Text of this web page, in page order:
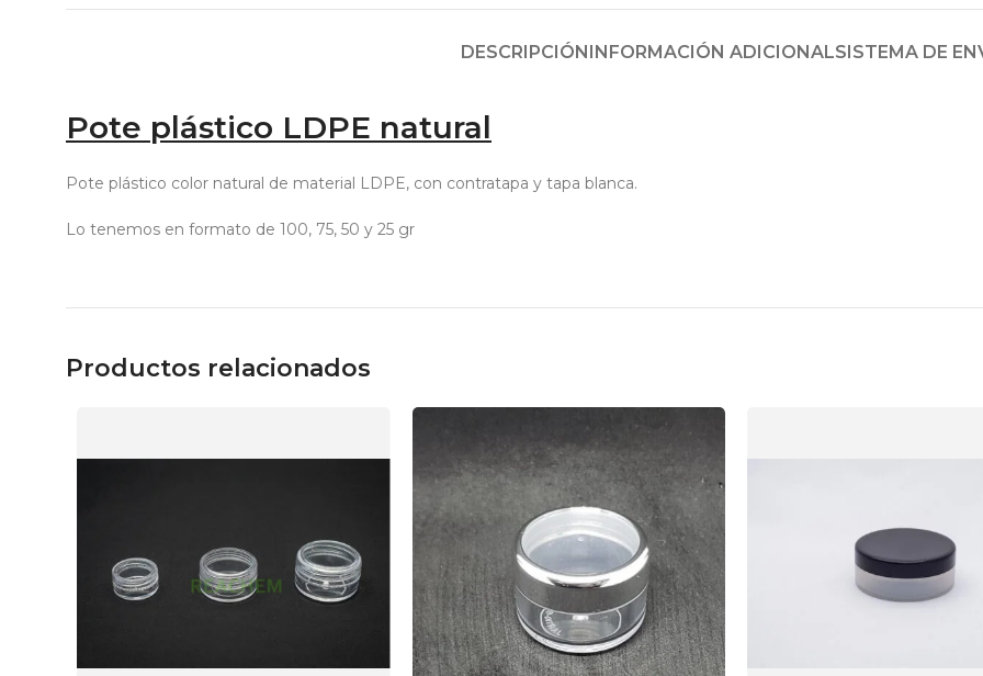
DESCRIPCIÓNINFORMACIÓN ADICIONALSISTEMA DE
Pote plástico LDPE natural
Pote plástico color natural de material LDPE, con contratapa y tapa blanca.
Lo tenemos en formato de 100, 75, 50 y 25 gr
Productos relacionados